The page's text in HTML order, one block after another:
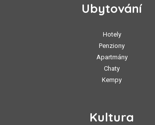
Ubytování
Hotely
Penziony
Apartmány
Chaty
Kempy
Kultura